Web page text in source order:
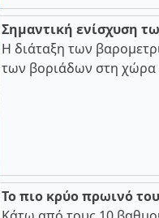
Σημαντική ενίσχυση
Η διάταξη των
των βοριάδων στη χώρα
Το πιο κρύο πρωινό